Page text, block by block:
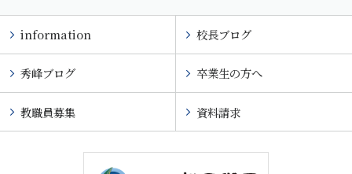
information 校長ブログ
秀峰ブログ 卒業生の方へ
教職員募集 資料請求